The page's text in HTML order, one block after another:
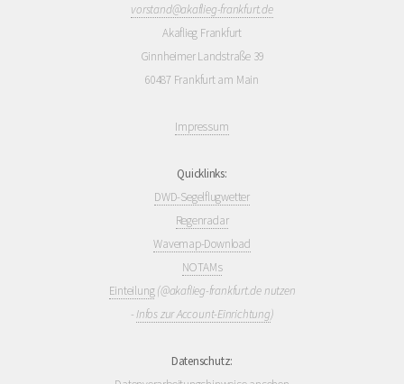
vorstand@akaflieg-frankfurt.de
Akaflieg Frankfurt
Ginnheimer Landstraße 39
60487 Frankfurt am Main
Impressum
Quicklinks:
DWD-Segelflugwetter
Regenradar
Wavemap-Download
NOTAMs
Einteilung (@akaflieg-frankfurt.de nutzen
-Infos zur Account-Einrichtung)
Datenschutz: